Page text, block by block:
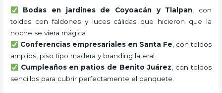
Bodas en jardines de Coyoacán y Tlalpan , con
toldos con faldones y luces cálidas que hicieron que la
noche se viera mágica.
Conferencias empresariales en Santa Fe , con toldos
amplios, piso tipo madera y branding lateral.
Cumpleaños en patios de Benito Juárez , con toldos
sencillos para cubrir perfectamente el banquete.